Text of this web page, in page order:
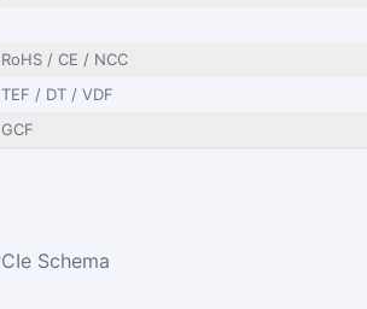
RoHS / CE / NCC
TEF / DT / VDF
GCF